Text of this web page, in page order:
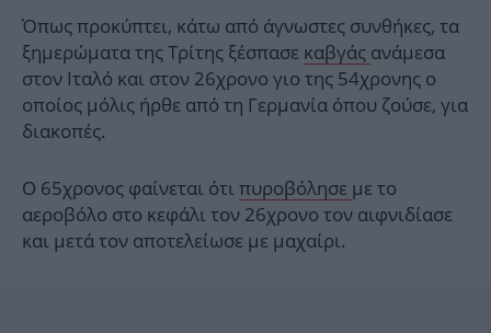
Όπως προκύπτει, κάτω από άγνωστες συνθήκες, τα
ξημερώματα της Τρίτης ξέσπασε καβγάς ανάμεσα
στον Ιταλό και στον 26χρονο γιο της 54χρονης ο
οποίος μόλις ήρθε από τη Γερμανία όπου ζούσε, για
διακοπές.
Ο 65χρονος φαίνεται ότιπυροβόλησε με το
αεροβόλο στο κεφάλι τον 26χρονο τον αιφνιδίασε
και μετά τον αποτελείωσε με μαχαίρι.